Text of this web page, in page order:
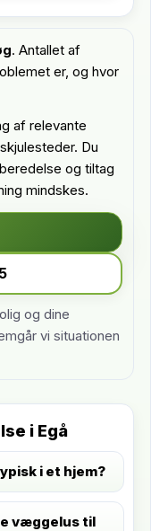
. Antallet af
er, og hvor
af relevante
Du
og tiltag
mindskes.
og dine
vi situationen
i Egå
i et hjem?
væggelus til